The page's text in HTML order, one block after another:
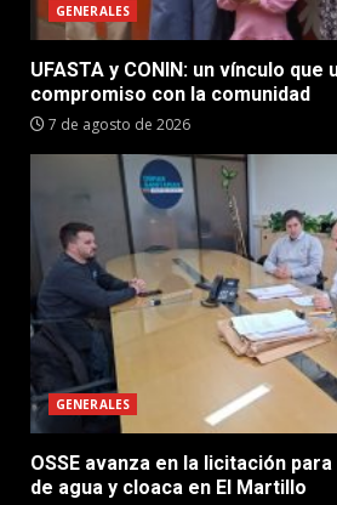
GENERALES
UFASTA y CONIN: un vínculo
compromiso con la comunidad
7 de agosto de 2026
GENERALES
OSSE avanza en la licitación
de agua y cloaca en El Martillo